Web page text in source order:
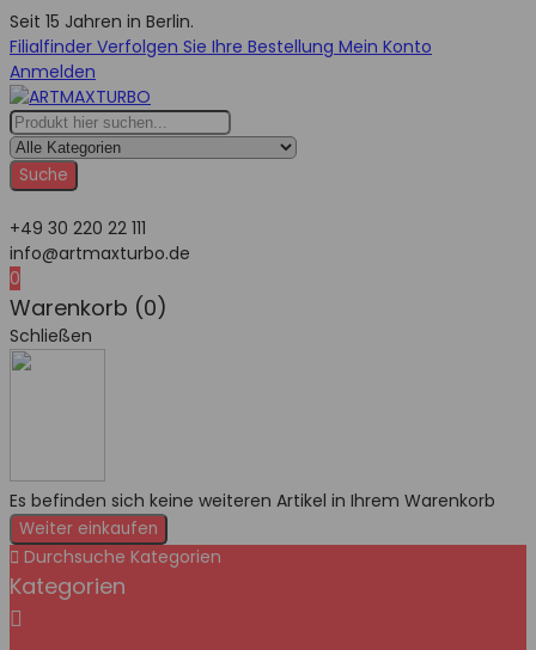
Seit 15 Jahren in Berlin.
Filialfinder Verfolgen Sie Ihre Bestellung Mein Konto
Anmelden
Suche
+49 30 220 22 111
info@artmaxturbo.de
0
Warenkorb (0)
Schließen
Es befinden sich keine weiteren Artikel in Ihrem Warenkorb
Weiter einkaufen
 Durchsuche Kategorien
Kategorien
